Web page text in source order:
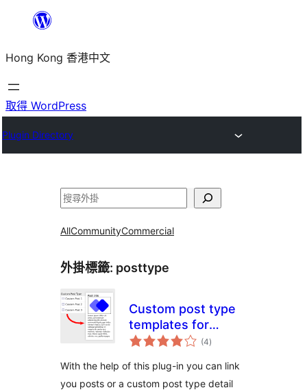
主
要
內
Hong Kong 香港中文
取得 WordPress
Plugin Directory
搜
AllCommunityCommercial
外掛標籤: posttype
Custom post type
templates for
Elementor
(4總
評)
With the help of this plug-in you can link
you posts or a custom post type detail